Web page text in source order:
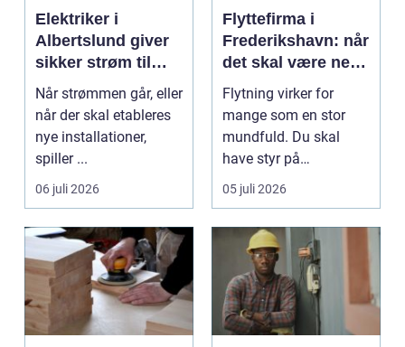
Elektriker i
Albertslund giver
sikker strøm til
danske boliger
Når strømmen går, eller
når der skal etableres
nye installationer,
spiller ...
06 juli 2026
Flyttefirma i
Frederikshavn: når
det skal være nemt
at komme videre
Flytning virker for
mange som en stor
mundfuld. Du skal
have styr på
nedpakning, tunge
l&oslas...
05 juli 2026